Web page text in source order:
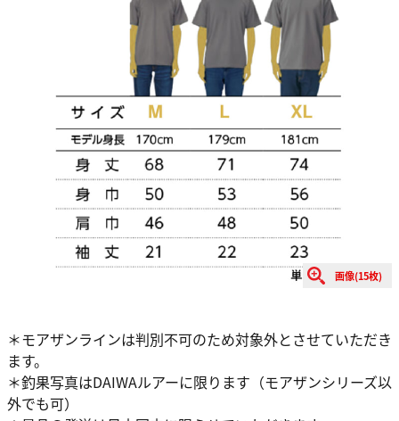
画像(15枚)
＊モアザンラインは判別不可のため対象外とさせていただき
ます。
＊釣果写真はDAIWAルアーに限ります（モアザンシリーズ以
外でも可）